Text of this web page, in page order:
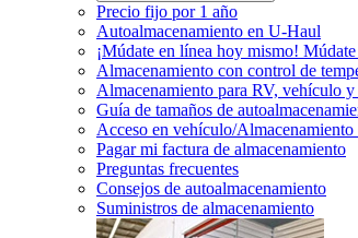
Precio fijo por 1 año
Autoalmacenamiento en U-Haul
¡Múdate en línea hoy mismo!
Almacenamiento con control de
Almacenamiento para RV, vehículo y
Guía de tamaños de
Acceso en vehículo/Almacenamiento
Pagar mi factura de almacenamiento
Preguntas frecuentes
Consejos de autoalmacenamiento
Suministros de almacenamiento